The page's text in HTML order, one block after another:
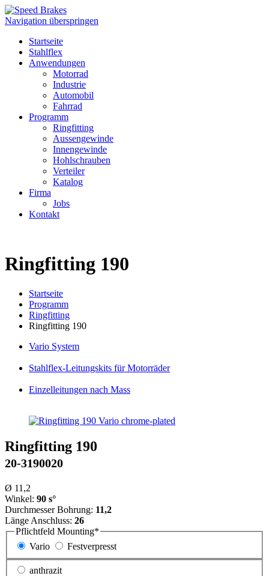
Navigation überspringen
Startseite
Stahlflex
Anwendungen
Motorrad
Industrie
Automobil
Fahrrad
Programm
Ringfitting
Aussengewinde
Innengewinde
Hohlschrauben
Verteiler
Katalog
Firma
Jobs
Kontakt
Ringfitting 190
Startseite
Programm
Ringfitting
Ringfitting 190
Vario System
Stahlflex-Leitungskits für Motorräder
Einzelleitungen nach Mass
Ringfitting 190
20-3190020
Ø 11,2
Winkel: 90 s°
Durchmesser Bohrung: 11,2
Länge Anschluss: 26
Pflichtfeld Mounting*
Vario
Festverpresst
anthrazit